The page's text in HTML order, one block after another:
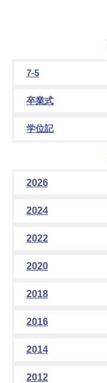
7-5
卒業式
学位記
2026
2024
2022
2020
2018
2016
2014
2012